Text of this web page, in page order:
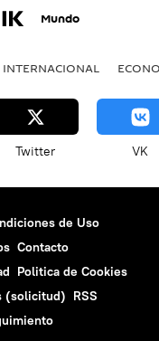
Mundo
INTERNACIONAL
Twitter VK
de Uso
Contacto
Politica de Cookies
(solicitud) RSS